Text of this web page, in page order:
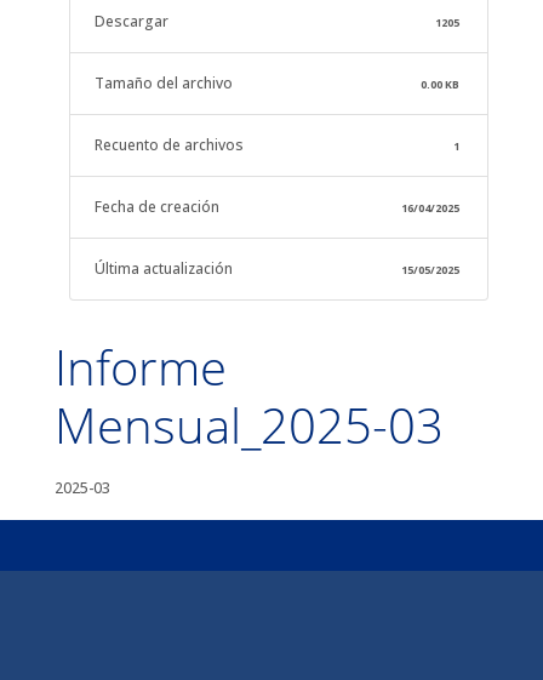
Descargar 1205
Tamaño del archivo 0.00 KB
Recuento de archivos 1
Fecha de creación 16/04/2025
Última actualización 15/05/2025
Informe
Mensual_2025-03
2025-03